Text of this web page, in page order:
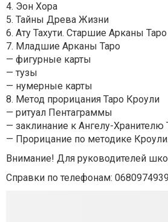
4. Эон Хора
5. Тайны Древа Жизни
6. Ату Тахути. Старшие Арканы Таро
7. Младшие Арканы Таро
— фигурные карты
— тузы
— нумерные карты
8. Метод прорицания Таро Кроули
— ритуал Пентаграммы
— заклинание к Ангелу-Хранителю
— Прорицание по методике Кроули.
Внимание! Для руководителей
Справки по телефонам: